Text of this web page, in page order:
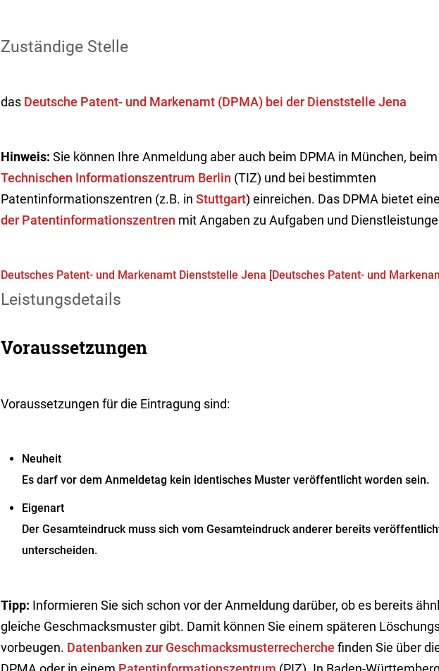
Zuständige Stelle
das Deutsche Patent- und Markenamt (DPMA) bei der Dienststelle Jena
Hinweis: Sie können Ihre Anmeldung aber auch beim DPMA in München, beim
Technischen Informationszentrum Berlin (TIZ) und bei bestimmten
Patentinformationszentren (z.B. in Stuttgart) einreichen. Das DPMA bietet eine
der Patentinformationszentren mit Angaben zu Aufgaben und
Deutsches Patent- und Markenamt Dienststelle Jena [Deutsches Patent- und
Leistungsdetails
Voraussetzungen
Voraussetzungen für die Eintragung sind:
Neuheit
Es darf vor dem Anmeldetag kein identisches Muster veröffentlicht worden sein.
Eigenart
Der Gesamteindruck muss sich vom Gesamteindruck anderer bereits
unterscheiden.
Tipp: Informieren Sie sich schon vor der Anmeldung darüber, ob es bereits
gleiche Geschmacksmuster gibt. Damit können Sie einem späteren Lö
vorbeugen. Datenbanken zur Geschmacksmusterrecherche finden Sie über